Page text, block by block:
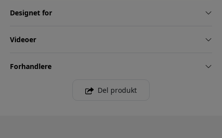
Designet for
Videoer
Forhandlere
Del produkt